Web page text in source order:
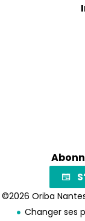
©2026 Oriba
Changer ses